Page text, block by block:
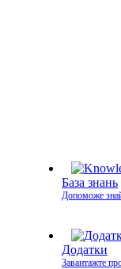
База знань
Допоможе
Додатки
Завантажте